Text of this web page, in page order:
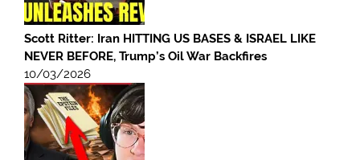
Scott Ritter: Iran HITTING US BASES & ISRAEL LIKE
NEVER BEFORE, Trump’s Oil War Backfires
10/03/2026